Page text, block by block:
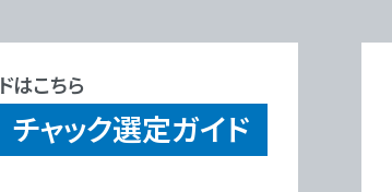
はこちら
チャック選定ガイド